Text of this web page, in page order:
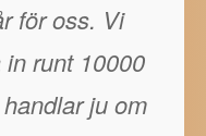
för oss. Vi
runt 10000
ju om